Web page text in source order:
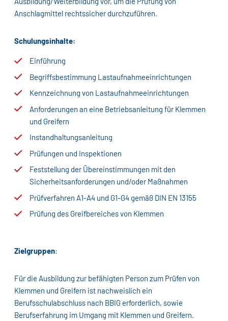
Anschlagmittel rechtssicher durchzuführen.
Schulungsinhalte:
Einführung
Begriffsbestimmung Lastaufnahmeeinrichtungen
Kennzeichnung von Lastaufnahmeeinrichtungen
Anforderungen an eine Betriebsanleitung für Klemmen
und Greifern
Instandhaltungsanleitung
Prüfungen und Inspektionen
Feststellung der Übereinstimmungen mit den
Sicherheitsanforderungen und/oder Maßnahmen
Prüfverfahren A1-A4 und G1-G4 gemäß DIN EN 13155
Prüfung des Greifbereiches von Klemmen
Zielgruppen:
Für die Ausbildung zur befähigten Person zum Prüfen von
Klemmen und Greifern ist nachweislich ein
Berufsschulabschluss nach BBIG erforderlich, sowie
Berufserfahrung im Umgang mit Klemmen und Greifern.